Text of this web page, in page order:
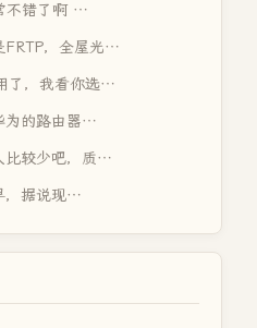
不错了啊 …
FRTP，全屋光…
了，我看你选…
为的路由器…
比较少吧，质…
，据说现…